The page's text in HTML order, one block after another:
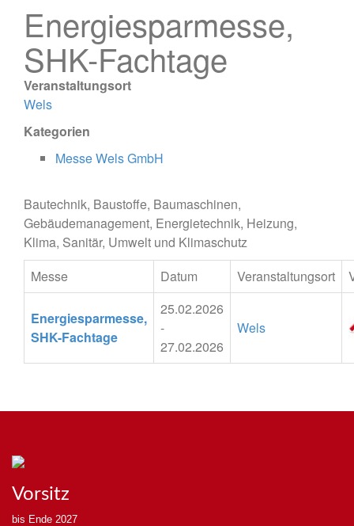
Energiesparmesse,
SHK-Fachtage
Veranstaltungsort
Wels
Kategorien
Messe Wels GmbH
Bautechnik, Baustoffe, Baumaschinen,
Gebäudemanagement, Energietechnik, Heizung,
Klima, Sanitär, Umwelt und Klimaschutz
Messe
Datum Veranstaltungsort
Energiesparmesse,
SHK-Fachtage
25.02.2026
-
27.02.2026
Wels
Vorsitz
bis Ende 2027